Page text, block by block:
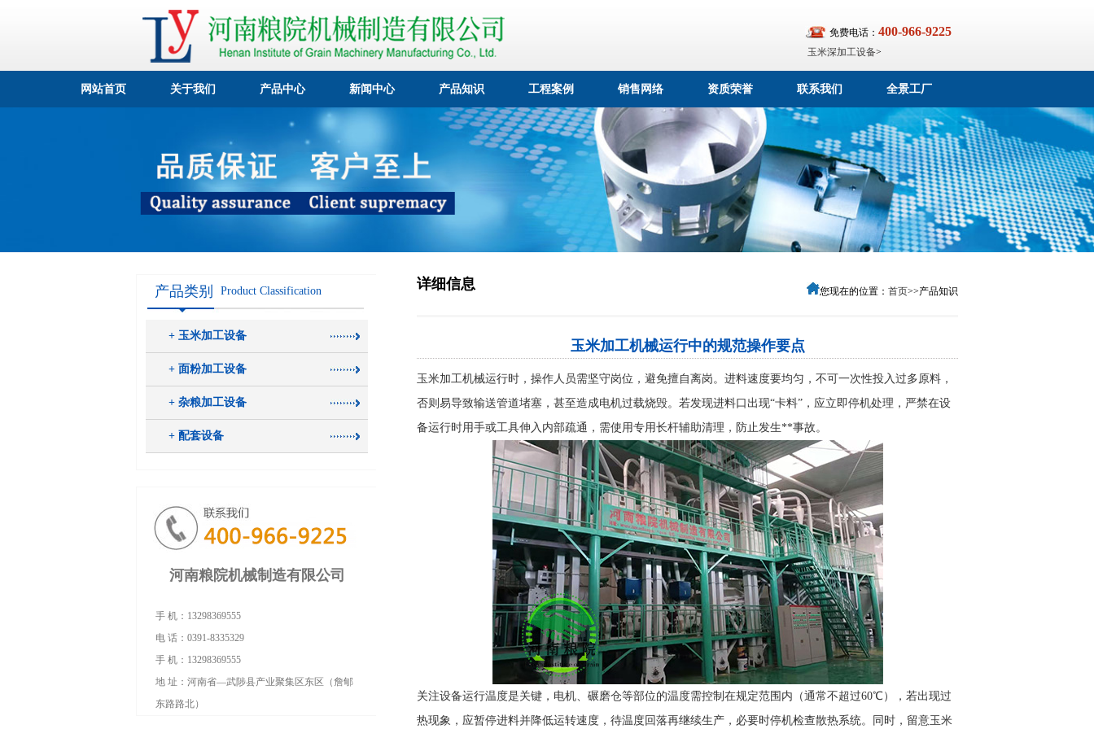
免费电话： 400-966-9225
玉米深加工设备>
网站首页 关于我们 产品中心 新闻中心 产品知识 工程案例 销售网络 资质荣誉 联系我们 全景工厂
产品类别 Product Classification
+ 玉米加工设备
+ 面粉加工设备
+ 杂粮加工设备
+ 配套设备
河南粮院机械制造有限公司
手 机：13298369555
电 话：0391-8335329
手 机：13298369555
地 址：河南省—武陟县产业聚集区东区（詹郇
东路路北）
详细信息 您现在的位置： 首页>>产品知识
玉米加工机械运行中的规范操作要点
玉米加工机械运行时，操作人员需坚守岗位，避免擅自离岗。进料速度要均匀，不可一次性投入过多原料，
否则易导致输送管道堵塞，甚至造成电机过载烧毁。若发现进料口出现“卡料”，应立即停机处理，严禁在设
备运行时用手或工具伸入内部疏通，需使用专用长杆辅助清理，防止发生**事故。
关注设备运行温度是关键，电机、碾磨仓等部位的温度需控制在规定范围内（通常不超过60℃），若出现过
热现象，应暂停进料并降低运转速度，待温度回落再继续生产，必要时停机检查散热系统。同时，留意玉米